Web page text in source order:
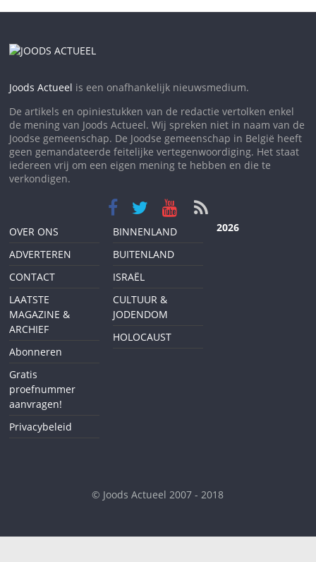
Joods Actueel is een onafhankelijk nieuwsmedium.
De artikels en opiniestukken van de redactie vertolken enkel
de mening van Joods Actueel. Wij spreken niet in naam van de
Joodse gemeenschap. De Joodse gemeenschap in België heeft
geen gemandateerde feitelijke vertegenwoordiging. Het staat
iedereen vrij om een eigen mening te hebben en die te
verkondigen.
OVER ONS
ADVERTEREN
CONTACT
LAATSTE
MAGAZINE &
ARCHIEF
Abonneren
Gratis
proefnummer
aanvragen!
Privacybeleid
BINNENLAND
BUITENLAND
ISRAËL
CULTUUR &
JODENDOM
HOLOCAUST
2026
© Joods Actueel 2007 - 2018